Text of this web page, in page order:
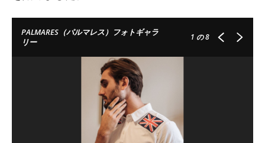
PALMARES（パルマレス）フォトギャラ
リー
1 の 8